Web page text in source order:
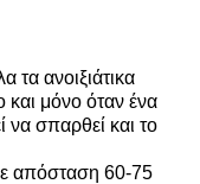
τα ανοιξιάτικα
μόνο όταν ένα
να σπαρθεί και το
απόσταση 60-75